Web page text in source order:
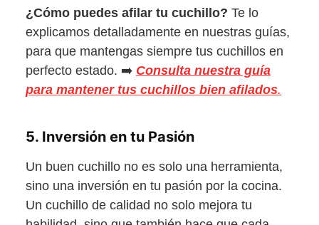
¿Cómo puedes afilar tu cuchillo? Te lo
explicamos detalladamente en nuestras guías,
para que mantengas siempre tus cuchillos en
perfecto estado. ➡️ Consulta nuestra guía
para mantener tus cuchillos bien afilados.
5. Inversión en tu Pasión
Un buen cuchillo no es solo una herramienta,
sino una inversión en tu pasión por la cocina.
Un cuchillo de calidad no solo mejora tu